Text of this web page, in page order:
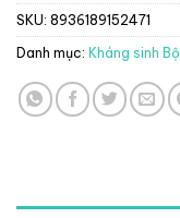
SKU: 8936189152471
Danh mục: Kháng sinh